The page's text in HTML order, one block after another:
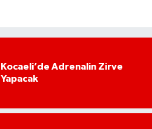
Kocaeli’de Adrenalin Zirve
Yapacak